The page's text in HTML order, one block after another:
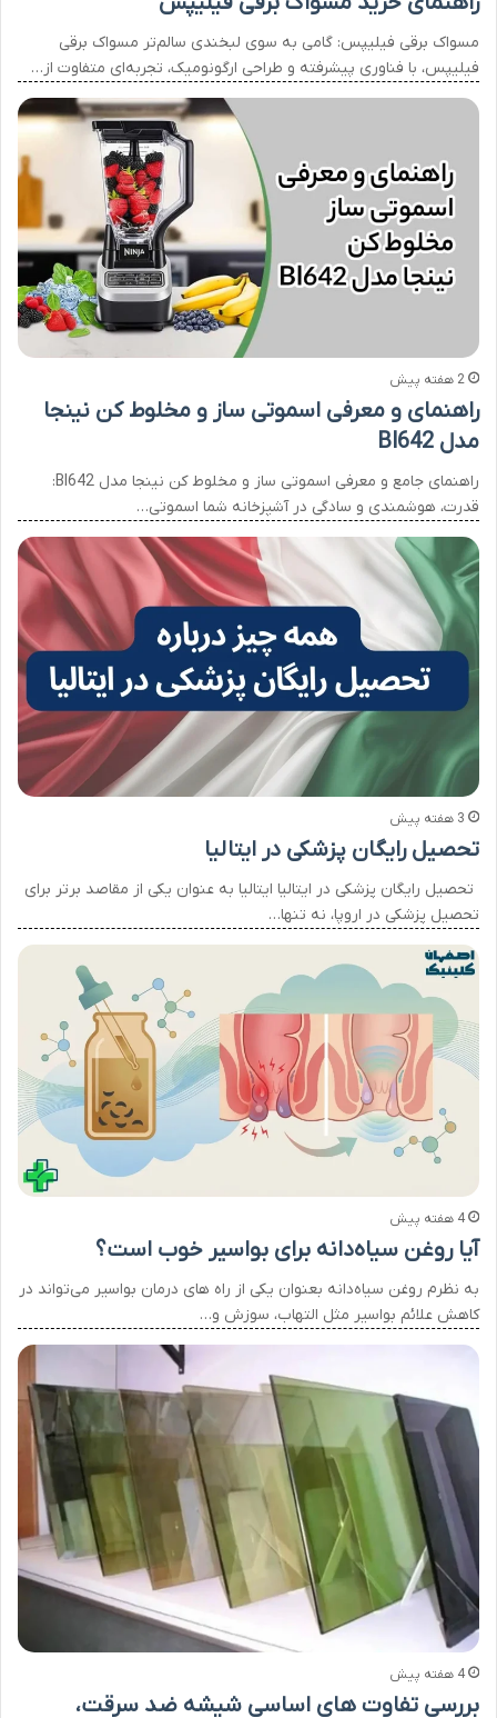
مسواک برقی فیلیپس: گامی به سوی لبخندی سالم‌تر مسواک برقی
فیلیپس، با فناوری پیشرفته و طراحی ارگونومیک، تجربه‌ای متفاوت از…
2 هفته پیش
راهنمای و معرفی اسموتی ساز و مخلوط کن نینجا
مدل Bl642
راهنمای جامع و معرفی اسموتی ساز و مخلوط کن نینجا مدل Bl642:
قدرت، هوشمندی و سادگی در آشپزخانه شما اسموتی…
3 هفته پیش
تحصیل رایگان پزشکی در ایتالیا
تحصیل رایگان پزشکی در ایتالیا ایتالیا به عنوان یکی از مقاصد برتر برای
تحصیل پزشکی در اروپا، نه تنها…
4 هفته پیش
آیا روغن سیاه‌دانه برای بواسیر خوب است؟
به نظرم روغن سیاه‌دانه بعنوان یکی از راه های درمان بواسیر می‌تواند در
کاهش علائم بواسیر مثل التهاب، سوزش و…
4 هفته پیش
بررسی تفاوت‌ های اساسی شیشه ضد سرقت،